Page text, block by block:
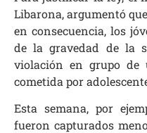
Libarona, argumentó
en consecuencia, los
de la gravedad de la
violación en grupo
cometida por
Esta semana, por
fueron capturados